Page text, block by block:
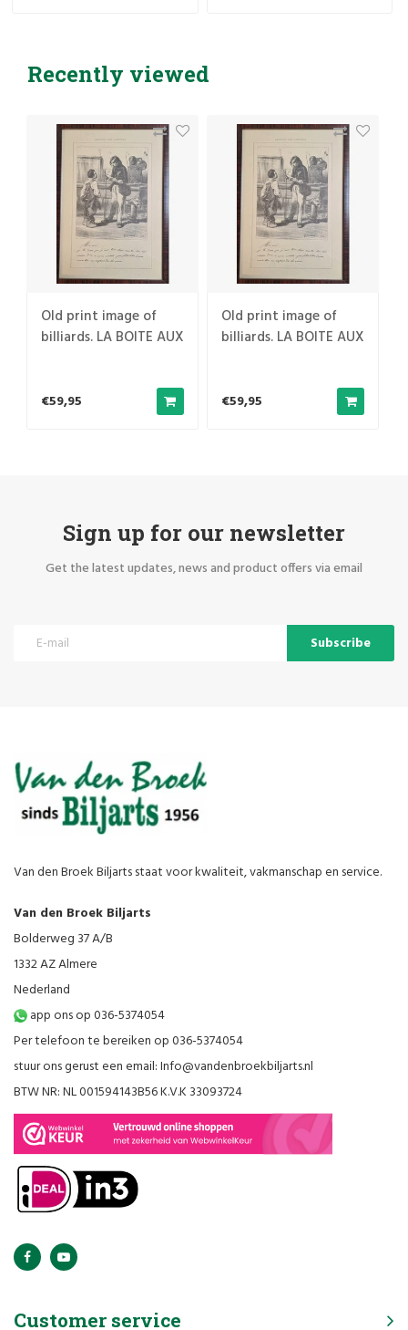
Recently viewed
Old print image of
billiards. LA BOITE AUX
€59,95
Old print image of
billiards. LA BOITE AUX
€59,95
Sign up for our newsletter
Get the latest updates, news and product offers via email
Subscribe
Van den Broek Biljarts staat voor kwaliteit, vakmanschap en service.
Van den Broek Biljarts
Bolderweg 37 A/B
1332 AZ Almere
Nederland
app ons op 036-5374054
Per telefoon te bereiken op 036-5374054
stuur ons gerust een email:Info@vandenbroekbiljarts.nl
BTW NR: NL 001594143B56 K.V.K 33093724
Customer service